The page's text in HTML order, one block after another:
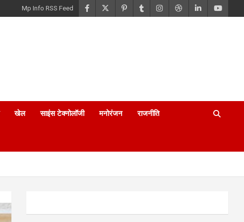
Mp Info RSS Feed
खेल साइंस टेक्नोलॉजी मनोरंजन राजनीति